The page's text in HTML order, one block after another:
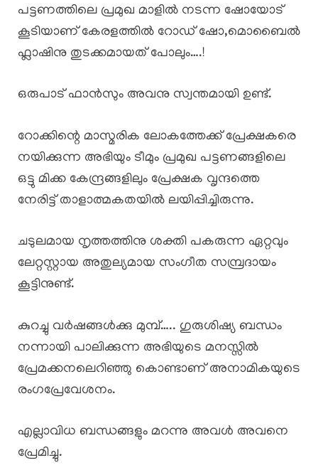
പട്ടണത്തിലെ പ്രമുഖ മാളിൽ നടന്ന ഷോയോട്
കൂടിയാണ് കേരളത്തിൽ റോഡ് ഷോ,മൊബൈൽ
ഫ്ലാഷിനു തുടക്കമായത് പോലും….!
ഒരുപാട് ഫാൻസും അവനു സ്വന്തമായി ഉണ്ട്.
റോക്കിന്റെ മാസ്മരിക ലോകത്തേക്ക് പ്രേക്ഷകരെ
നയിക്കുന്ന അഭിയും ടീമും പ്രമുഖ പട്ടണങ്ങളിലെ
ഒട്ടു മിക്ക കേന്ദ്രങ്ങളിലും പ്രേക്ഷക വൃന്ദത്തെ
നേരിട്ട് താളാത്മകതയിൽ ലയിപ്പിച്ചിരുന്നു.
ചടുലമായ നൃത്തത്തിനു ശക്തി പകരുന്ന ഏറ്റവും
ലേറ്റസ്റ്റായ അതുല്യമായ സംഗീത സമ്പ്രദായം
കൂട്ടിനുണ്ട്.
കുറച്ചു വർഷങ്ങൾക്കു മുമ്പ്….. ഗുരുശിഷ്യ ബന്ധം
നന്നായി പാലിക്കുന്ന അഭിയുടെ മനസ്സിൽ
പ്രേമക്കനലെറിഞ്ഞു കൊണ്ടാണ് അനാമികയുടെ
രംഗപ്രേവേശനം.
എല്ലാവിധ ബന്ധങ്ങളും മറന്നു അവൾ അവനെ
പ്രേമിച്ചു.